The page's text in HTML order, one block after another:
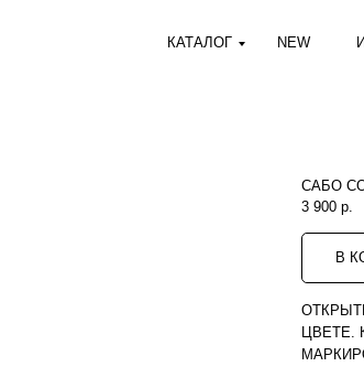
КАТАЛОГ NEW
САБО
3 900 р.
В
ЦВЕТЕ.